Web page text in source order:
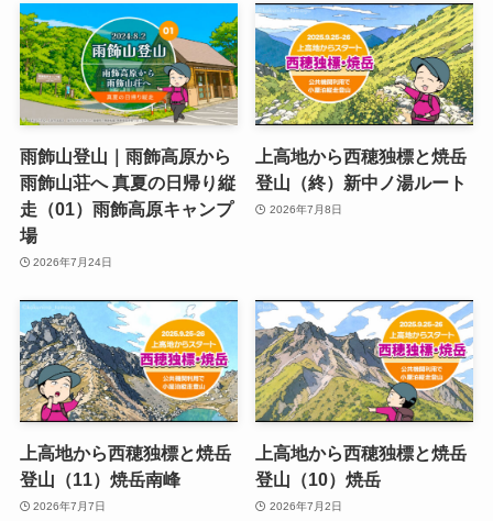
雨飾山登山｜雨飾高原から
雨飾山荘へ 真夏の日帰り縦
走（01）雨飾高原キャンプ
場
2026年7月24日
上高地から西穂独標と焼岳
登山（終）新中ノ湯ルート
2026年7月8日
上高地から西穂独標と焼岳
登山（11）焼岳南峰
2026年7月7日
上高地から西穂独標と焼岳
登山（10）焼岳
2026年7月2日